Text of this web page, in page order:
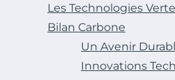
Les Technologies
Bilan Carbone
Un Avenir
Innovations